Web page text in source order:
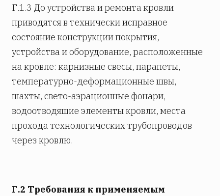
Г.1.3 До устройства и ремонта кровли
приводятся в технически исправное
состояние конструкции покрытия,
устройства и оборудование, расположенные
на кровле: карнизные свесы, парапеты,
температурно-деформационные швы,
шахты, свето-аэрационные фонари,
водоотводящие элементы кровли, места
прохода технологических трубопроводов
через кровлю.
Г.2 Требования к применяемым